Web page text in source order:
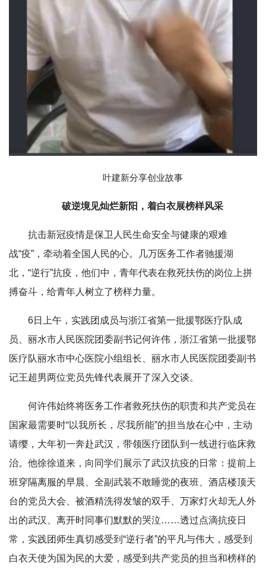
叶建新分享创业故事
破逆境见灿烂新阳，着白衣展榜样风采
抗击新冠疫情是保卫人民生命安全与健康的艰难
战“疫”，牵动着全国人民的心。几万医务工作者驰援湖
北，“逆行”抗疫，他们中，青年代表在救死扶伤的岗位上拼
搏奋斗，给青年人树立了榜样力量。
6日上午，实践团成员与浙江省第一批援鄂医疗队成
员、丽水市人民医院团委副书记何许伟，浙江省第一批援鄂
医疗队丽水市中心医院小组组长、丽水市人民医院团委副书
记王超男两位党员先锋代表展开了深入交谈。
何许伟始终将医务工作者救死扶伤的职责和共产党员在
国家最需要时“以我所长，尽我所能”的担当放在心中，主动
请缨，大年初一奔赴武汉，带领医疗团队到一线进行临床救
治。他徐徐道来，向同学们展示了武汉抗疫的日常：提前上
班穿隔离服的早晨、全副武装不敢睡觉的夜班、酒店楼顶天
台的党员大会、被酒精洗得发皱的双手、万家灯火却无人外
出的武汉、离开时同事们默默的哭泣……透过点滴抗疫日
常，实践团师生真切感受到“逆行者”的平凡与伟大，感受到
白衣天使为国为民的大爱，感受到共产党员的担当和榜样的